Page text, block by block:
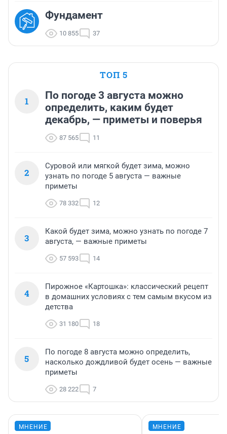
Фундамент
10 855 37
ТОП 5
1
По погоде 3 августа можно
определить, каким будет
декабрь, — приметы и поверья
87 565 11
2
Суровой или мягкой будет зима, можно
узнать по погоде 5 августа — важные
приметы
78 332 12
3
Какой будет зима, можно узнать по погоде 7
августа, — важные приметы
57 593 14
4
Пирожное «Картошка»: классический рецепт
в домашних условиях с тем самым вкусом из
детства
31 180 18
5
По погоде 8 августа можно определить,
насколько дождливой будет осень — важные
приметы
28 222 7
МНЕНИЕ МНЕНИЕ